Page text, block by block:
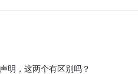
明，这两个有区别吗？